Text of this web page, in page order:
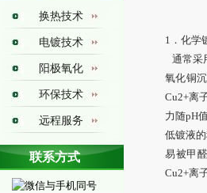
换热技术
电镀技术
阳极氧化
环保技术
远程服务
换热图册
铁氟龙换热器焊接技术
联系方式
1．化学
通常采
氧化铜
Cu2+离
力随pH
低镀液
易被甲
Cu2+离